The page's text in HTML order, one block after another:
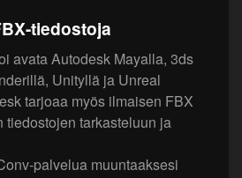
tiedostoja
avata Autodesk Mayalla, 3ds
Unityllä ja Unreal
tarjoaa myös ilmaisen FBX
tiedostojen tarkasteluun ja
palvelua muuntaaksesi